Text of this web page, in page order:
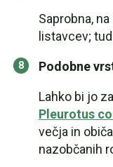
Saprobna,
listavcev;
Podobne
Lahko bi jo
Pleurotus
večja in
nazobčanih